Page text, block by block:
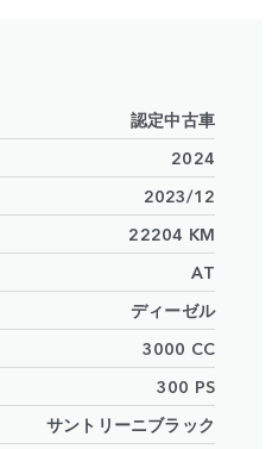
認定中古車
2024
2023/12
22204 KM
AT
ディーゼル
3000 CC
300 PS
サントリーニブラック